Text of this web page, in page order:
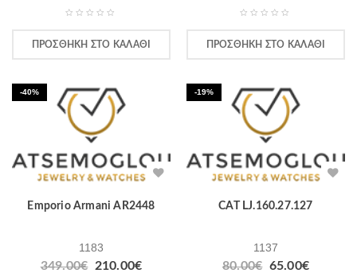
ΠΡΟΣΘΉΚΗ ΣΤΟ ΚΑΛΆΘΙ ΠΡΟΣΘΉΚΗ ΣΤΟ ΚΑΛΆΘΙ
-40%
Emporio Armani AR2448
1183
349.00€ 210.00€
-19%
CAT LJ.160.27.127
1137
80.00€ 65.00€